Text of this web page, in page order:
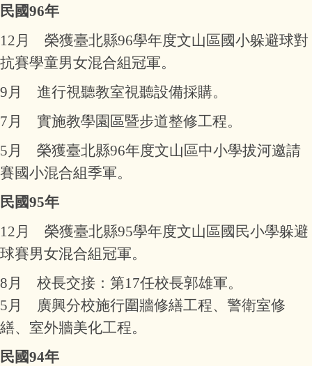
民國96年
12月 榮獲臺北縣96學年度文山區國小躲避球對
抗賽學童男女混合組冠軍。
9月 進行視聽教室視聽設備採購。
7月 實施教學園區暨步道整修工程。
5月 榮獲臺北縣96年度文山區中小學拔河邀請
賽國小混合組季軍。
民國95年
12月 榮獲臺北縣95學年度文山區國民小學躲避
球賽男女混合組冠軍。
8月 校長交接：第17任校長郭雄軍。
5月 廣興分校施行圍牆修繕工程、警衛室修
繕、室外牆美化工程。
民國94年